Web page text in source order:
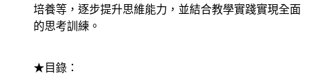
培養等，逐步提升思維能力，並結合教學實踐實現全面
的思考訓練。
★目錄：